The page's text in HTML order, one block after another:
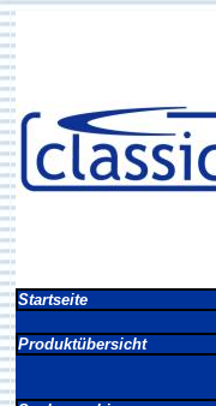
Startseite
Produktübersicht